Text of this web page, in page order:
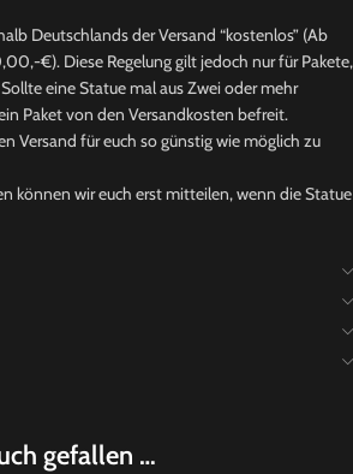
Deutschlands der Versand “kostenlos” (Ab
€). Diese Regelung gilt jedoch nur für Pakete,
eine Statue mal aus Zwei oder mehr
Paket von den Versandkosten befreit.
Versand für euch so günstig wie möglich zu
können wir euch erst mitteilen, wenn die Statue
gefallen …